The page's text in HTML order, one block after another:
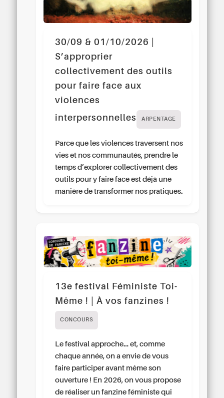
30/09 & 01/10/2026 |
S’approprier
collectivement des outils
pour faire face aux
violences
interpersonnelles
ARPENTAGE
Parce que les violences traversent nos
vies et nos communautés, prendre le
temps d’explorer collectivement des
outils pour y faire face est déjà une
manière de transformer nos pratiques.
13e festival Féministe Toi-
Même ! | À vos fanzines !
CONCOURS
Le festival approche… et, comme
chaque année, on a envie de vous
faire participer avant même son
ouverture ! En 2026, on vous propose
de réaliser un fanzine féministe qui